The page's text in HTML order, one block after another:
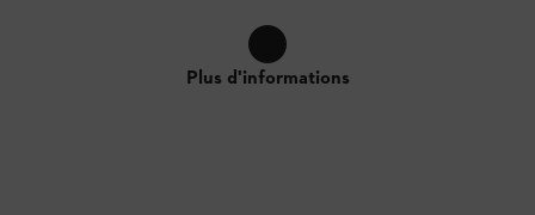
Plus d'informations